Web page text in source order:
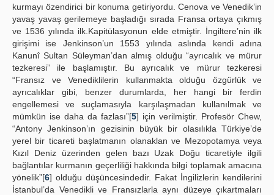
kurmayı özendirici bir konuma getiriyordu. Cenova ve Venedik’in
yavaş yavaş gerilemeye başladığı sırada Fransa ortaya çıkmış
ve 1536 yılında ilk.Kapitülasyonun elde etmiştir. İngiltere’nin ilk
girişimi ise Jenkinson’un 1553 yılında aslında kendi adına
Kanunî Sultan Süleyman’dan almış olduğu “ayrıcalık ve mürur
tezkeresi” ile başlamıştır. Bu ayrıcalık ve mürur tezkeresi
“Fransız ve Venediklilerin kullanmakta olduğu özgürlük ve
ayrıcalıklar gibi, benzer durumlarda, her hangi bir ferdin
engellemesi ve suçlamasıyla karşılaşmadan kullanılmak ve
mümkün ise daha da fazlası”[5] için verilmiştir. Profesör Chew,
“Antony Jenkinson’ın gezisinin büyük bir olasılıkla Türkiye’de
yerel bir ticareti başlatmanın olanaklan ve Mezopotamya veya
Kızıl Deniz üzerinden gelen bazı Uzak Doğu ticaretiyle ilgili
bağlantılar kurmanın geçerliliği hakkında bilgi toplamak amacına
yönelik”[6] olduğu düşüncesindedir. Fakat İngilizlerin kendilerini
İstanbul’da Venedikli ve Fransızlarla aynı düzeye çıkartmaları